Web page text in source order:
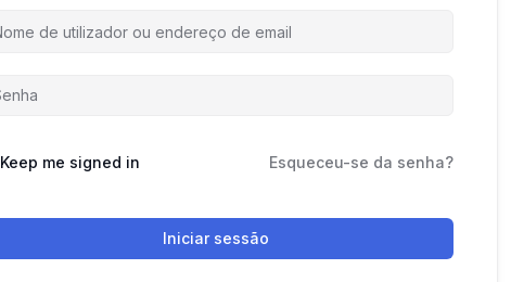
Keep me signed in Esqueceu-se da senha?
Iniciar sessão